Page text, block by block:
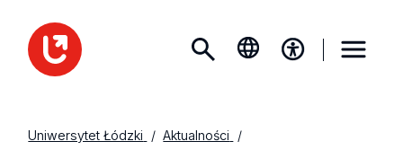
Uniwersytet Łódzki Aktualności